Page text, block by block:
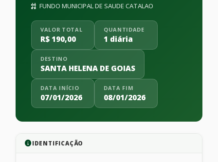
FUNDO MUNICIPAL DE SAUDE CATALAO
VALOR TOTAL
R$ 190,00
QUANTIDADE
1 diária
DESTINO
SANTA HELENA DE GOIAS
DATA INÍCIO
07/01/2026
DATA FIM
08/01/2026
IDENTIFICAÇÃO